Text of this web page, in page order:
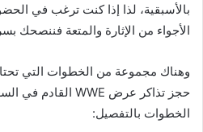
بالأسبقية، لذا إذا كنت ترغب في
الأجواء من الإثارة والمتعة فننصحك
وهناك مجموعة من الخطوات التي
الخطوات بالتفصيل: